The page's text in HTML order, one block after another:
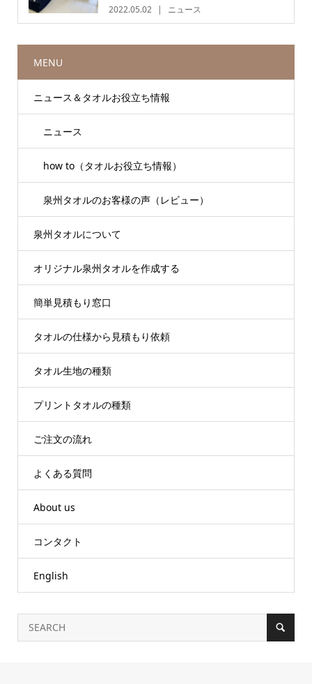
2022.05.02 ニュース
MENU
ニュース＆タオルお役立ち情報
ニュース
how to（タオルお役立ち情報）
泉州タオルのお客様の声（レビュー）
泉州タオルについて
オリジナル泉州タオルを作成する
簡単見積もり窓口
タオルの仕様から見積もり依頼
タオル生地の種類
プリントタオルの種類
ご注文の流れ
よくある質問
About us
コンタクト
English